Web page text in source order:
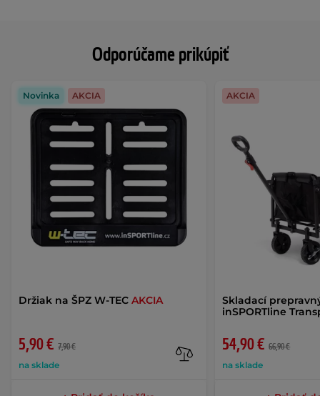
Odporúčame prikúpiť
Držiak na ŠPZ W-TEC AKCIA
5,90 € 7,90 €
na sklade
Novinka AKCIA
Skladací
inSPORTline
54,90 € 66,90 €
na sklade
AKCIA